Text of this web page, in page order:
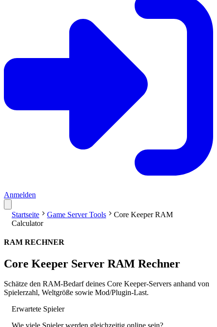
Anmelden
Startseite Game Server Tools
Core Keeper RAM
Calculator
RAM RECHNER
Core Keeper Server RAM Rechner
Schätze den RAM-Bedarf deines Core Keeper-Servers anhand von
Spielerzahl, Weltgröße sowie Mod/Plugin-Last.
Erwartete Spieler